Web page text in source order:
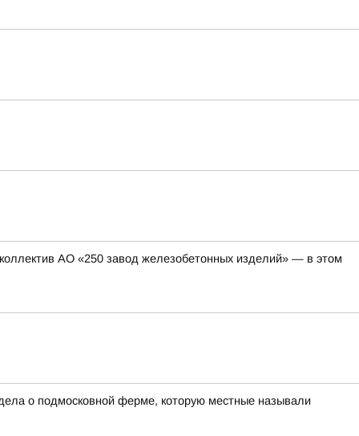
АО «250 завод железобетонных изделий» — в этом
о подмосковной ферме, которую местные называли